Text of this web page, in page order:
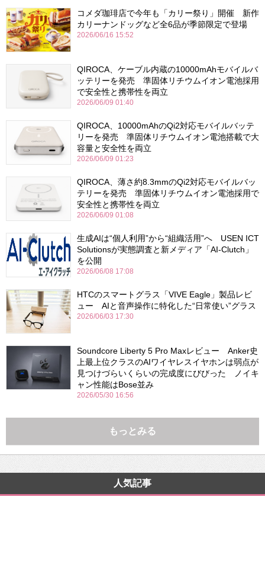
コメダ珈琲店で今年も「カリー祭り」開催 新作
カリーナンドッグなど全6品が季節限定で登場
2026/06/16 15:52
QIROCA、ケーブル内蔵の10000mAhモバイルバ
ッテリーを発売 準固体リチウムイオン電池採用
で安全性と携帯性を両立
2026/06/09 01:40
QIROCA、10000mAhのQi2対応モバイルバッテ
リーを発売 準固体リチウムイオン電池搭載で大
容量と安全性を両立
2026/06/09 01:23
QIROCA、薄さ約8.3mmのQi2対応モバイルバッ
テリーを発売 準固体リチウムイオン電池採用で
安全性と携帯性を両立
2026/06/09 01:08
生成AIは“個人利用”から“組織活用”へ USEN ICT
Solutionsが実態調査と新メディア「AI-Clutch」
を公開
2026/06/08 17:08
HTCのスマートグラス「VIVE Eagle」製品レビ
ュー AIと音声操作に特化した“日常使い”グラス
2026/06/03 17:30
Soundcore Liberty 5 Pro Maxレビュー Anker史
上最上位クラスのAIワイヤレスイヤホンは弱点が
見つけづらいくらいの完成度にびびった ノイキ
ャン性能はBose並み
2026/05/30 16:56
もっとみる
人気記事